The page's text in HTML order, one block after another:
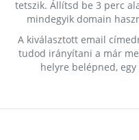
tetszik. Állítsd be 3 perc
mindegyik domain
A kiválasztott email
tudod irányítani a már
helyre belépned,